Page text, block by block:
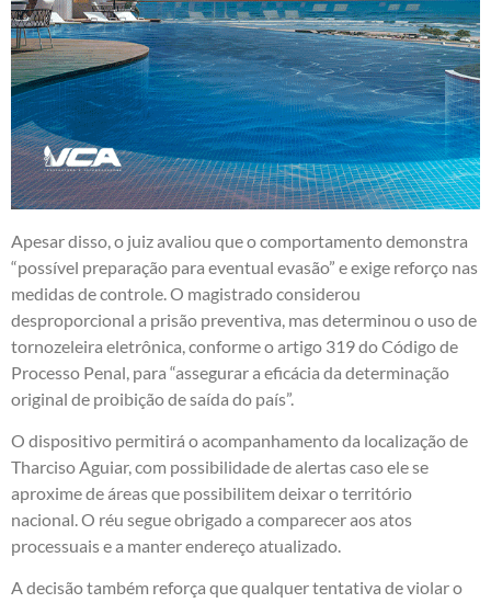
Apesar disso, o juiz avaliou que o comportamento demonstra
“possível preparação para eventual evasão” e exige reforço nas
medidas de controle. O magistrado considerou
desproporcional a prisão preventiva, mas determinou o uso de
tornozeleira eletrônica, conforme o artigo 319 do Código de
Processo Penal, para “assegurar a eficácia da determinação
original de proibição de saída do país”.
O dispositivo permitirá o acompanhamento da localização de
Tharciso Aguiar, com possibilidade de alertas caso ele se
aproxime de áreas que possibilitem deixar o território
nacional. O réu segue obrigado a comparecer aos atos
processuais e a manter endereço atualizado.
A decisão também reforça que qualquer tentativa de violar o